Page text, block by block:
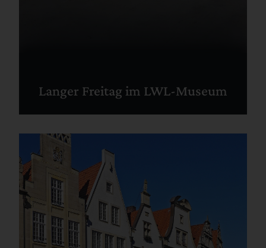
Langer Freitag im LWL-Museum